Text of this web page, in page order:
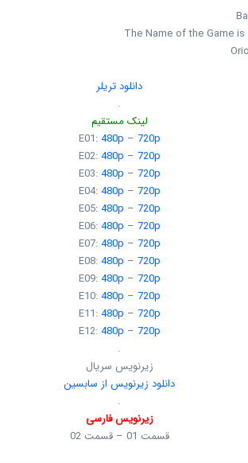
The Name of the Game
دانلود تریلر
.
لینک مستقیم
E01:480p – 720p
E02:480p – 720p
E03:480p – 720p
E04:480p – 720p
E05:480p – 720p
E06:480p – 720p
E07:480p – 720p
E08:480p – 720p
E09:480p – 720p
E10:480p – 720p
E11:480p – 720p
E12:480p – 720p
.
زیرنویس سریال
دانلود زیرنویس از سابسین
.
زیرنویس فارسی
قسمت 01 – قسمت 02